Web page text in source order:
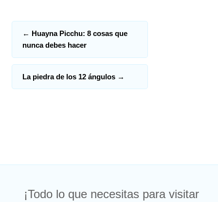
← Huayna Picchu: 8 cosas que
nunca debes hacer
La piedra de los 12 ángulos →
¡Todo lo que necesitas para visitar